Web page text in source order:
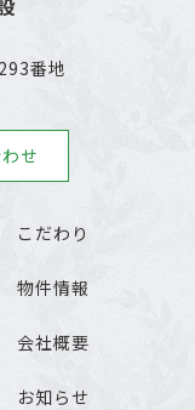
番地
せ
こだわり
物件情報
会社概要
お知らせ